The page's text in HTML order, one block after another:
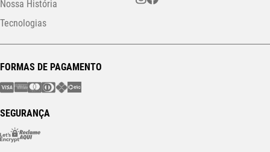
Nossa História
Tecnologias
FORMAS DE PAGAMENTO
SEGURANÇA